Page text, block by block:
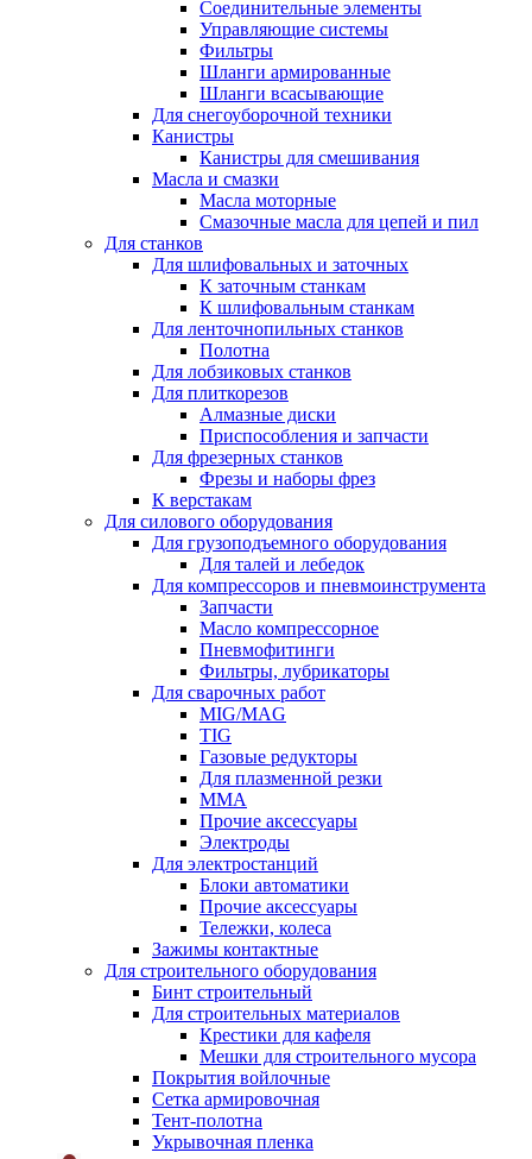
Соединительные элементы
Управляющие системы
Фильтры
Шланги армированные
Шланги всасывающие
Для снегоуборочной техники
Канистры
Канистры для смешивания
Масла и смазки
Масла моторные
Смазочные масла для цепей и пил
Для станков
Для шлифовальных и заточных
К заточным станкам
К шлифовальным станкам
Для ленточнопильных станков
Полотна
Для лобзиковых станков
Для плиткорезов
Алмазные диски
Приспособления и запчасти
Для фрезерных станков
Фрезы и наборы фрез
К верстакам
Для силового оборудования
Для грузоподъемного оборудования
Для талей и лебедок
Для компрессоров и пневмоинструмента
Запчасти
Масло компрессорное
Пневмофитинги
Фильтры, лубрикаторы
Для сварочных работ
MIG/MAG
TIG
Газовые редукторы
Для плазменной резки
ММА
Прочие аксессуары
Электроды
Для электростанций
Блоки автоматики
Прочие аксессуары
Тележки, колеса
Зажимы контактные
Для строительного оборудования
Бинт строительный
Для строительных материалов
Крестики для кафеля
Мешки для строительного мусора
Покрытия войлочные
Сетка армировочная
Тент-полотна
Укрывочная пленка